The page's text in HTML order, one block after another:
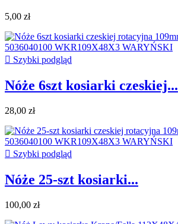
5,00 zł
 Szybki podgląd
Nóże 6szt kosiarki czeskiej...
28,00 zł
 Szybki podgląd
Nóże 25-szt kosiarki...
100,00 zł